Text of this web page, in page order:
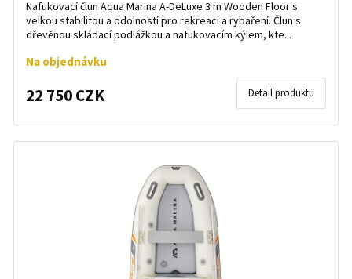
Nafukovací člun Aqua Marina A-DeLuxe 3 m Wooden Floor s
velkou stabilitou a odolností pro rekreaci a rybaření. Člun s
dřevěnou skládací podlážkou a nafukovacím kýlem, kte...
Na objednávku
22 750 CZK Detail produktu